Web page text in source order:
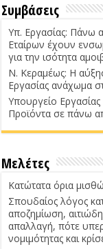
Συμβάσεις
Υπ. Εργασίας: Πάνω
Εταίρων έχουν
για την ισότητα
Ν. Κεραμέως: Η
Εργασίας ανάχωμα
Υπουργείο
Προϊόντα σε πάνω
Μελέτες
Κατώτατα όρια
Σπουδαίος λόγος
αποζημίωση,
απαλλαγή, πότε
νομιμότητας και